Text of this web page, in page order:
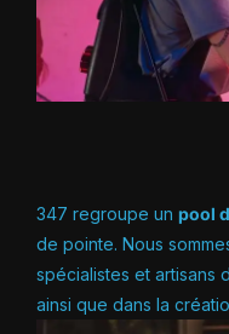
347 regroupe un pool
de pointe. Nous
spécialistes et artisans
ainsi que dans la